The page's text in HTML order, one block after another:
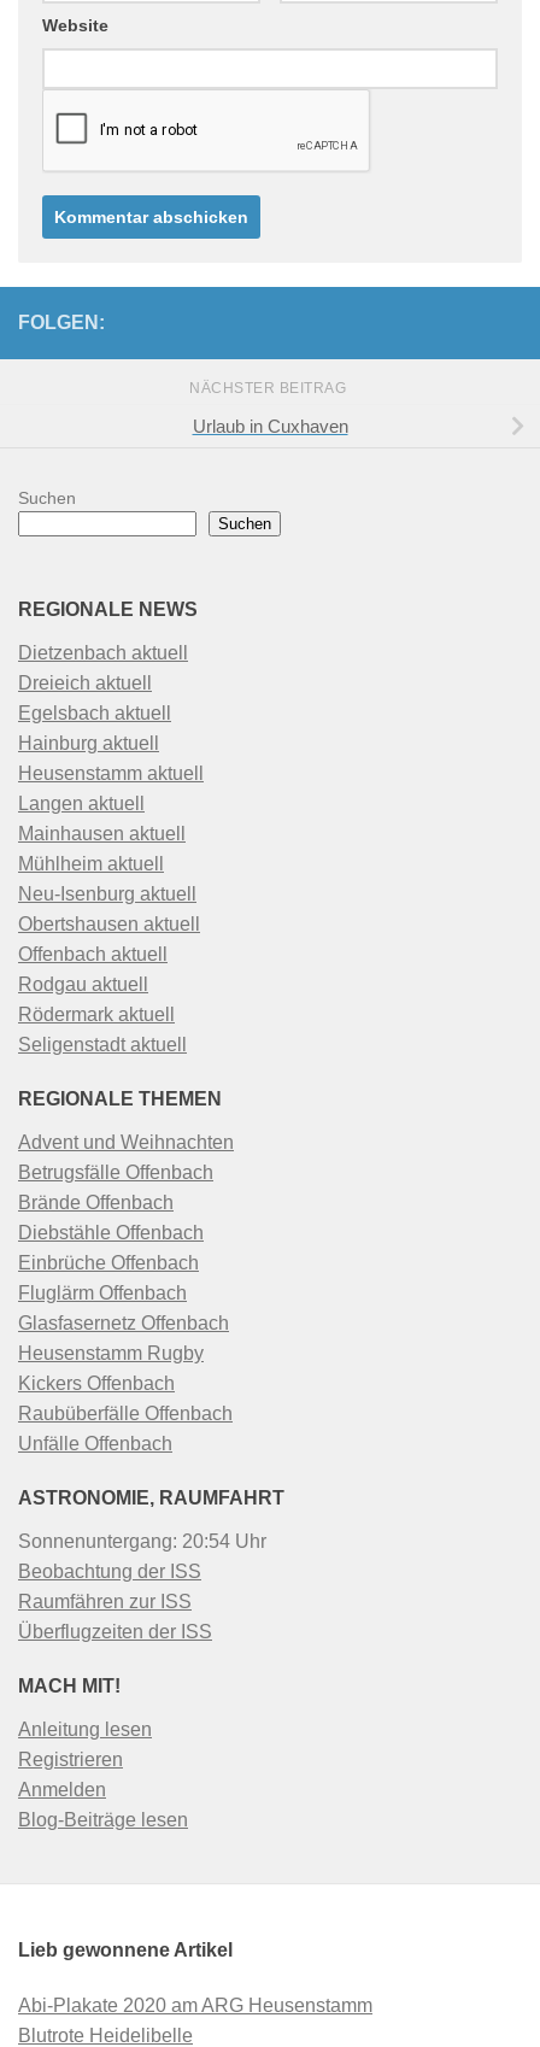
Website
FOLGEN:
NÄCHSTER BEITRAG
Urlaub in Cuxhaven
Suchen
Suchen
REGIONALE NEWS
Dietzenbach aktuell
Dreieich aktuell
Egelsbach aktuell
Hainburg aktuell
Heusenstamm aktuell
Langen aktuell
Mainhausen aktuell
Mühlheim aktuell
Neu-Isenburg aktuell
Obertshausen aktuell
Offenbach aktuell
Rodgau aktuell
Rödermark aktuell
Seligenstadt aktuell
REGIONALE THEMEN
Advent und Weihnachten
Betrugsfälle Offenbach
Brände Offenbach
Diebstähle Offenbach
Einbrüche Offenbach
Fluglärm Offenbach
Glasfasernetz Offenbach
Heusenstamm Rugby
Kickers Offenbach
Raubüberfälle Offenbach
Unfälle Offenbach
ASTRONOMIE, RAUMFAHRT
Sonnenuntergang: 20:54 Uhr
Beobachtung der ISS
Raumfähren zur ISS
Überflugzeiten der ISS
MACH MIT!
Anleitung lesen
Registrieren
Anmelden
Blog-Beiträge lesen
Lieb gewonnene Artikel
Abi-Plakate 2020 am ARG Heusenstamm
Blutrote Heidelibelle